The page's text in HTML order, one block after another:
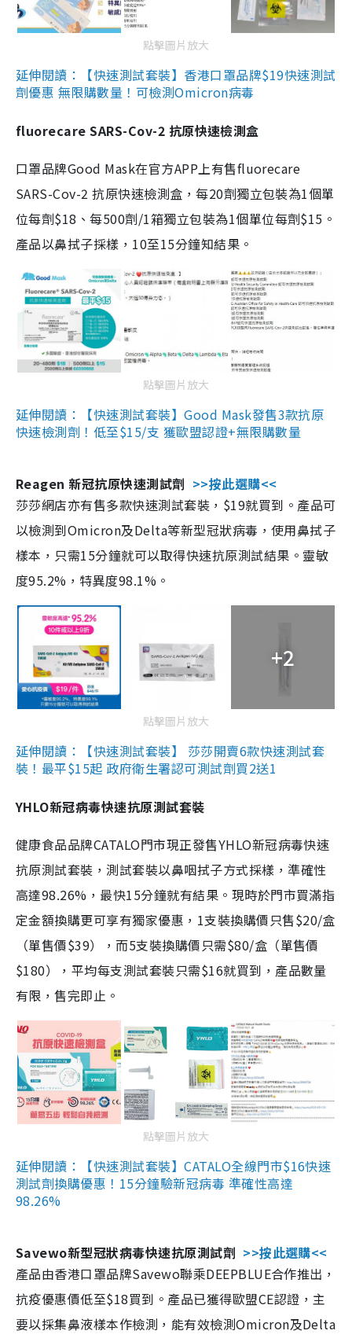
點擊圖片放大
延伸閱讀：【快速測試套裝】香港口罩品牌$19快速測試
劑優惠 無限購數量！可檢測Omicron病毒
fluorecare SARS-Cov-2 抗原快速檢測盒
口罩品牌Good Mask在官方APP上有售fluorecare
SARS-Cov-2 抗原快速檢測盒，每20劑獨立包裝為1個單
位每劑$18、每500劑/1箱獨立包裝為1個單位每劑$15。
產品以鼻拭子採樣，10至15分鐘知結果。
點擊圖片放大
延伸閱讀：【快速測試套裝】Good Mask發售3款抗原
快速檢測劑！低至$15/支 獲歐盟認證+無限購數量
Reagen 新冠抗原快速測試劑 >>按此選購<<
莎莎網店亦有售多款快速測試套裝，$19就買到。產品可
以檢測到Omicron及Delta等新型冠狀病毒，使用鼻拭子
樣本，只需15分鐘就可以取得快速抗原測試結果。靈敏
度95.2%，特異度98.1%。
+2
點擊圖片放大
延伸閱讀：【快速測試套裝】 莎莎開賣6款快速測試套
裝！最平$15起 政府衛生署認可測試劑買2送1
YHLO新冠病毒快速抗原測試套裝
健康食品品牌CATALO門市現正發售YHLO新冠病毒快速
抗原測試套裝，測試套裝以鼻咽拭子方式採樣，準確性
高達98.26%，最快15分鐘就有結果。現時於門市買滿指
定金額換購更可享有獨家優惠，1支裝換購價只售$20/盒
（單售價$39），而5支裝換購價只需$80/盒（單售價
$180），平均每支測試套裝只需$16就買到，產品數量
有限，售完即止。
點擊圖片放大
延伸閱讀：【快速測試套裝】CATALO全線門市$16快速
測試劑換購優惠！15分鐘驗新冠病毒 準確性高達
98.26%
Savewo新型冠狀病毒快速抗原測試劑 >>按此選購<<
產品由香港口罩品牌Savewo聯乘DEEPBLUE合作推出，
抗疫優惠價低至$18買到。產品已獲得歐盟CE認證，主
要以採集鼻液樣本作檢測，能有效檢測Omicron及Delta